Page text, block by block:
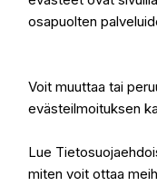
osapuolten
Voit muuttaa tai
evästeilmoituksen
Lue
miten voit ottaa